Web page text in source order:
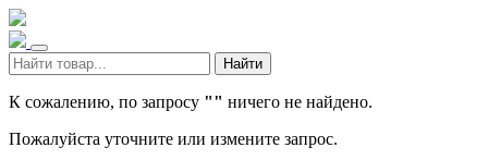
Найти
К сожалению, по запросу "" ничего не найдено.
Пожалуйста уточните или измените запрос.